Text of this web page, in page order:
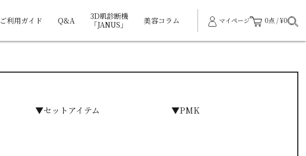
ご利用ガイド Q&A
3D肌診断機
「JANUS」
美容コラム マイページ 0点 / ¥0
▼セットアイテム ▼PMK